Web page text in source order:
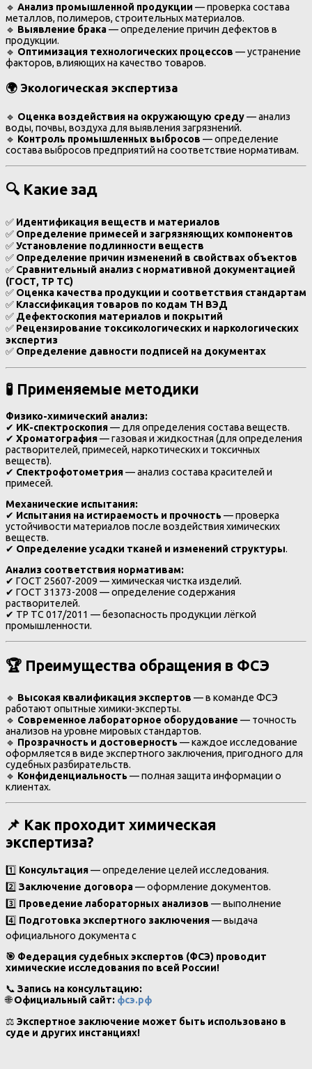
🔹 Анализ промышленной продукции — проверка состава
металлов, полимеров, строительных материалов.
🔹 Выявление брака— определение причин дефектов в
продукции.
🔹 Оптимизация технологических процессов — устранение
факторов, влияющих на качество товаров.
🌍 Экологическая экспертиза
🔹 Оценка воздействия на окружающую среду— анализ
воды, почвы, воздуха для выявления загрязнений.
🔹 Контроль промышленных выбросов — определение
состава выбросов предприятий на соответствие нормативам.
🔍 Какие зад
✅ Идентификация веществ и материалов
✅ Определение примесей и загрязняющих компонентов
✅Установление подлинности веществ
✅ Определение причин изменений в свойствах объектов
✅ Сравнительный анализ с нормативной документацией
(ГОСТ, ТР ТС)
✅ Оценка качества продукции и соответствия стандартам
✅ Классификация товаров по кодам ТН ВЭД
✅ Дефектоскопия материалов и покрытий
✅ Рецензирование токсикологических и наркологических
экспертиз
✅ Определение давности подписей на документах
🧪 Применяемые методики
Физико-химический анализ:
✔ ИК-спектроскопия— для определения состава веществ.
✔ Хроматография— газовая и жидкостная (для определения
растворителей, примесей, наркотических и токсичных
веществ).
✔ Спектрофотометрия— анализ состава красителей и
примесей.
Механические испытания:
✔ Испытания на истираемость и прочность — проверка
устойчивости материалов после воздействия химических
веществ.
✔ Определение усадки тканей и изменений структуры.
Анализ соответствия нормативам:
✔ ГОСТ 25607-2009 — химическая чистка изделий.
✔ ГОСТ 31373-2008 — определение содержания
растворителей.
✔ ТР ТС 017/2011 — безопасность продукции лёгкой
промышленности.
🏆 Преимущества обращения в ФСЭ
🔹 Высокая квалификация экспертов — в команде ФСЭ
работают опытные химики-эксперты.
🔹 Современное лабораторное оборудование — точность
анализов на уровне мировых стандартов.
🔹 Прозрачность и достоверность — каждое исследование
оформляется в виде экспертного заключения, пригодного для
судебных разбирательств.
🔹 Конфиденциальность — полная защита информации о
клиентах.
📌 Как проходит химическая
экспертиза?
1️⃣ Консультация— определение целей исследования.
2️⃣ Заключение договора— оформление документов.
3️⃣ Проведение лабораторных анализов — выполнение
4️⃣ Подготовка экспертного заключения— выдача
официального документа с
🎯 Федерация судебных экспертов (ФСЭ) проводит
химические исследования по всей России!
📞 Запись на консультацию:
🌐Официальный сайт: фсэ.рф
⚖ Экспертное заключение может быть использовано в
суде и других инстанциях!